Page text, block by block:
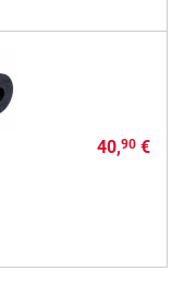
40,90€